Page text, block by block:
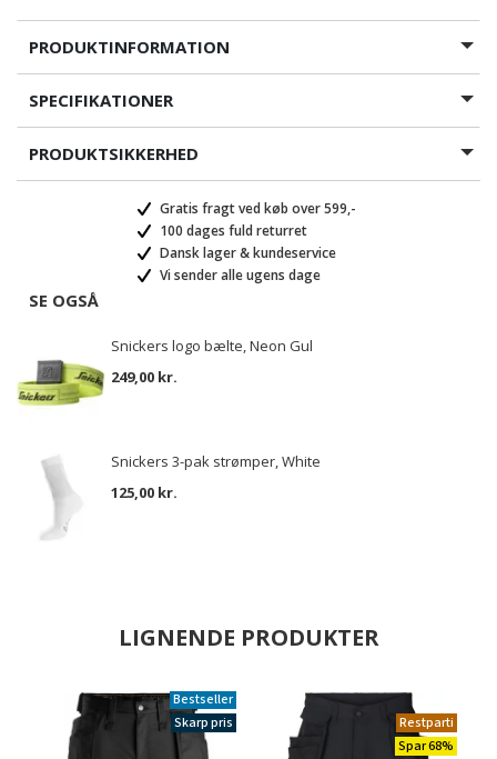
PRODUKTINFORMATION
SPECIFIKATIONER
PRODUKTSIKKERHED
Gratis fragt ved køb over 599,-
100 dages fuld returret
Dansk lager & kundeservice
Vi sender alle ugens dage
SE OGSÅ
Snickers logo bælte, Neon Gul
249,00 kr.
Snickers 3-pak strømper, White
125,00 kr.
LIGNENDE PRODUKTER
Bestseller
Skarp pris
Restparti
Spar 68%